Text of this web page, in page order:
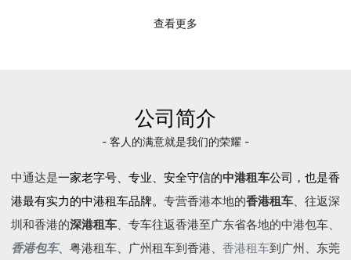
查看更多
公司简介
- 客人的满意就是我们的荣耀 -
中通达是一家老字号、专业、安全守信的中港租车公司，也是香
港最有实力的中港租车品牌。 专营香港本地的香港租车、往返深
圳和香港的深港租车、专车往返香港至广东省各地的中港包车、
香港包车、 粤港租车、广州租车到香港、 香港租车到广州、东莞